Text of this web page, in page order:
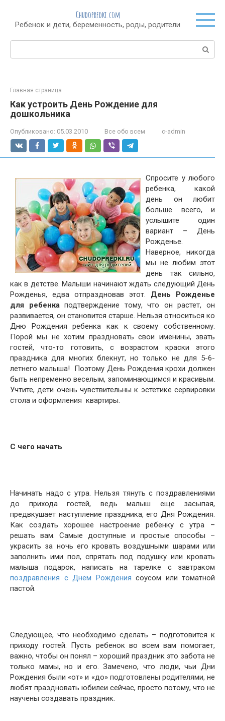
контенту
Chudopredki.com
Ребенок и дети, беременность, роды, родители
Поиск:
Главная страница
Как устроить День Рождение для
дошкольника
Опубликовано: 05.03.2010 Все обо всем c-admin
Спросите у любого
ребенка, какой
день он любит
больше всего, и
услышите один
вариант – День
Рожденье.
Наверное, никогда
мы не любим этот
день так сильно,
как в детстве. Малыши начинают ждать следующий День
Рожденья, едва отпраздновав этот. День Рожденье
для ребенкаподтверждение тому, что он растет, он
развивается, он становится старше. Нельзя относиться ко
Дню Рождения ребенка как к своему собственному.
Порой мы не хотим праздновать свои именины, звать
гостей, что-то готовить, с возрастом краски этого
праздника для многих блекнут, но только не для 5-6-
летнего малыша! Поэтому День Рождения крохи должен
быть непременно веселым, запоминающимся и красивым.
Учтите, дети очень чувствительны к эстетике сервировки
стола и оформления квартиры.
С чего начать
Начинать надо с утра. Нельзя тянуть с поздравлениями
до прихода гостей, ведь малыш еще засыпая,
предвкушает наступление праздника, его Дня Рождения.
Как создать хорошее настроение ребенку с утра –
решать вам. Самые доступные и простые способы –
украсить за ночь его кровать воздушными шарами или
заполнить ими пол, спрятать под подушку или кровать
малыша подарок, написать на тарелке с завтраком
поздравления с Днем Рождения соусом или томатной
пастой.
Следующее, что необходимо сделать – подготовится к
приходу гостей. Пусть ребенок во всем вам помогает,
важно, чтобы он понял – хороший праздник это забота не
только мамы, но и его. Замечено, что люди, чьи Дни
Рождения были «от» и «до» подготовлены родителями, не
любят праздновать юбилеи сейчас, просто потому, что не
научены создавать праздник.